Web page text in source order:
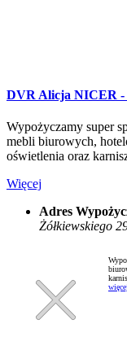
DVR Alicja NICER -
Wypożyczamy super
mebli biurowych,
oświetlenia oraz
Więcej
Adres
Żółkiewskiego
więcej